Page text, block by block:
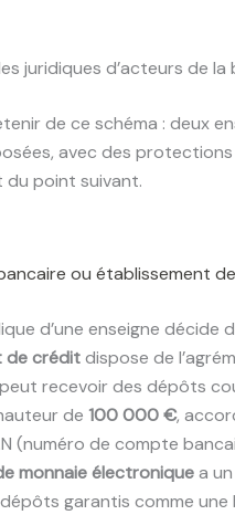
juridiques d’acteurs de la
de ce schéma : deux
avec des protections
du point suivant.
ou établissement
d’une enseigne décide
de créditdispose de
recevoir des dépôts
de 100 000 €,
(numéro de compte
monnaie électroniquea
garantis comme